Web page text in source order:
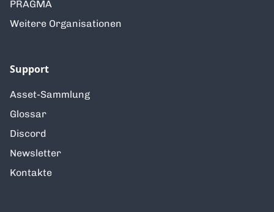
PRAGMA
Weitere Organisationen
Support
Asset-Sammlung
Glossar
Discord
Newsletter
Kontakte